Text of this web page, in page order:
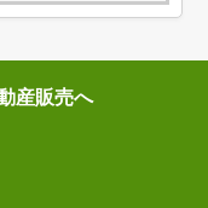
産販売へ